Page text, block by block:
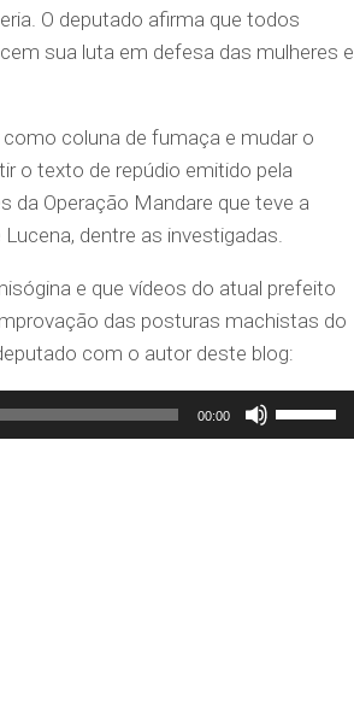
O deputado afirma que todos
sua luta em defesa das mulheres e
coluna de fumaça e mudar o
o texto de repúdio emitido pela
da Operação Mandare que teve a
dentre as investigadas.
e que vídeos do atual prefeito
das posturas machistas do
com o autor deste blog:
00:00
Use
as